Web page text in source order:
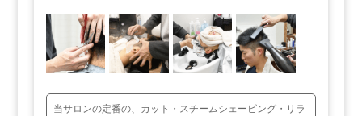
当サロンの定番の、カット・スチームシェービング・リラ